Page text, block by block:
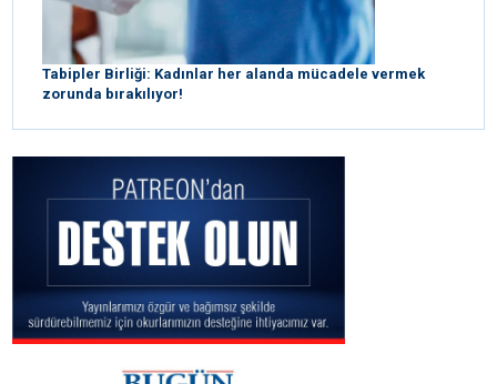
Tabipler Birliği: Kadınlar her alanda mücadele vermek
zorunda bırakılıyor!